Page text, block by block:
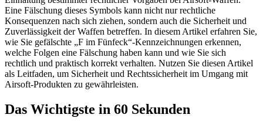
Eine Fälschung dieses Symbols kann nicht nur rechtliche
Konsequenzen nach sich ziehen, sondern auch die Sicherheit und
Zuverlässigkeit der Waffen betreffen. In diesem Artikel erfahren Sie,
wie Sie gefälschte „F im Fünfeck“-Kennzeichnungen erkennen,
welche Folgen eine Fälschung haben kann und wie Sie sich
rechtlich und praktisch korrekt verhalten. Nutzen Sie diesen Artikel
als Leitfaden, um Sicherheit und Rechtssicherheit im Umgang mit
Airsoft-Produkten zu gewährleisten.
Das Wichtigste in 60 Sekunden